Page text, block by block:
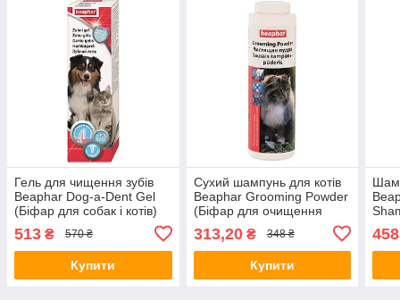
Гель для чищення зубів
Beaphar Dog-a-Dent Gel
(Біфар для собак і котів)
513 ₴ 570 ₴
Купити
Сухий шампунь для котів
Beaphar Grooming Powder
(Біфар для очищення
150г.
313,20₴ 348 ₴
Купити